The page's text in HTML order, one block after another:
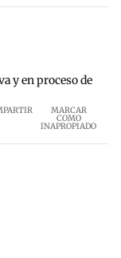
y en proceso de
MARCAR
COMO
INAPROPIADO